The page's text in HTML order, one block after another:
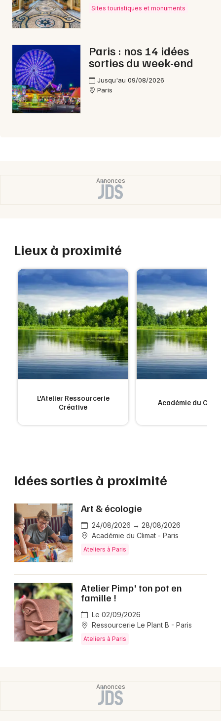
Sites touristiques et monuments
Paris : nos 14 idées
sorties du week-end
Jusqu'au 09/08/2026
Paris
Lieux à proximité
L'Atelier Ressourcerie
Créative
Académie du
Idées sorties à proximité
Art & écologie
24/08/2026 → 28/08/2026
Académie du Climat - Paris
Ateliers à Paris
Atelier Pimp' ton pot en
famille !
Le 02/09/2026
Ressourcerie Le Plant B - Paris
Ateliers à Paris